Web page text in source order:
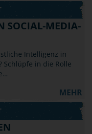
SOCIAL-MEDIA-
Intelligenz in
Schlüpfe in die Rolle
MEHR